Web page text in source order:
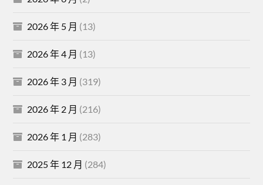
2026 年 5 月 (13)
2026 年 4 月 (13)
2026 年 3 月 (319)
2026 年 2 月 (216)
2026 年 1 月 (283)
2025 年 12 月 (284)